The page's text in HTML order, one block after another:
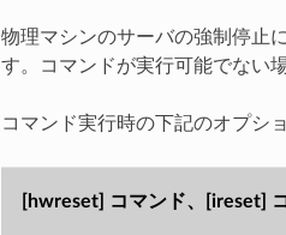
物理マシンのサーバの強制停止
す。コマンドが実行可能でない
コマンド実行時の下記のオプシ
[hwreset] コマンド、[ireset]